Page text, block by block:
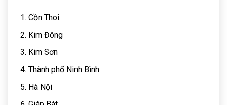
Cồn Thoi
Kim Đông
Kim Sơn
Thành phố Ninh Bình
Hà Nội